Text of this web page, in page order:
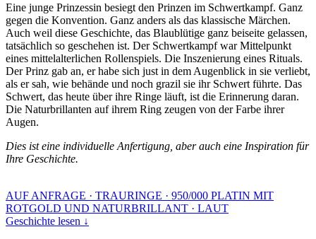
Eine junge Prinzessin besiegt den Prinzen im Schwertkampf. Ganz
gegen die Konvention. Ganz anders als das klassische Märchen.
Auch weil diese Geschichte, das Blaublütige ganz beiseite gelassen,
tatsächlich so geschehen ist. Der Schwertkampf war Mittelpunkt
eines mittelalterlichen Rollenspiels. Die Inszenierung eines Rituals.
Der Prinz gab an, er habe sich just in dem Augenblick in sie verliebt,
als er sah, wie behände und noch grazil sie ihr Schwert führte. Das
Schwert, das heute über ihre Ringe läuft, ist die Erinnerung daran.
Die Naturbrillanten auf ihrem Ring zeugen von der Farbe ihrer
Augen.
Dies ist eine individuelle Anfertigung, aber auch eine Inspiration für
Ihre Geschichte.
AUF ANFRAGE · TRAURINGE · 950/000 PLATIN MIT
ROTGOLD UND NATURBRILLANT · LAUT
Geschichte lesen ↓